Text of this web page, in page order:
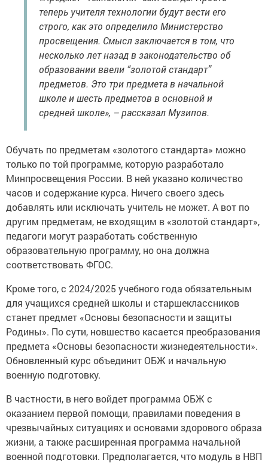
теперь учителя технологии будут вести его
строго, как это определило Министерство
просвещения. Смысл заключается в том, что
несколько лет назад в законодательство об
образовании ввели “золотой стандарт”
предметов. Это три предмета в начальной
школе и шесть предметов в основной и
средней школе», – рассказал Музипов.
Обучать по предметам «золотого стандарта» можно
только по той программе, которую разработало
Минпросвещения России. В ней указано количество
часов и содержание курса. Ничего своего здесь
добавлять или исключать учитель не может. А вот по
другим предметам, не входящим в «золотой стандарт»,
педагоги могут разработать собственную
образовательную программу, но она должна
соответствовать ФГОС.
Кроме того, с 2024/2025 учебного года обязательным
для учащихся средней школы и старшеклассников
станет предмет «Основы безопасности и защиты
Родины». По сути, новшество касается преобразования
предмета «Основы безопасности жизнедеятельности».
Обновленный курс объединит ОБЖ и начальную
военную подготовку.
В частности, в него войдет программа ОБЖ с
оказанием первой помощи, правилами поведения в
чрезвычайных ситуациях и основами здорового образа
жизни, а также расширенная программа начальной
военной подготовки. Предполагается, что модуль в НВП